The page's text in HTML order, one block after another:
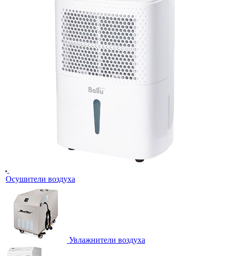
Осушители воздуха
Увлажнители воздуха